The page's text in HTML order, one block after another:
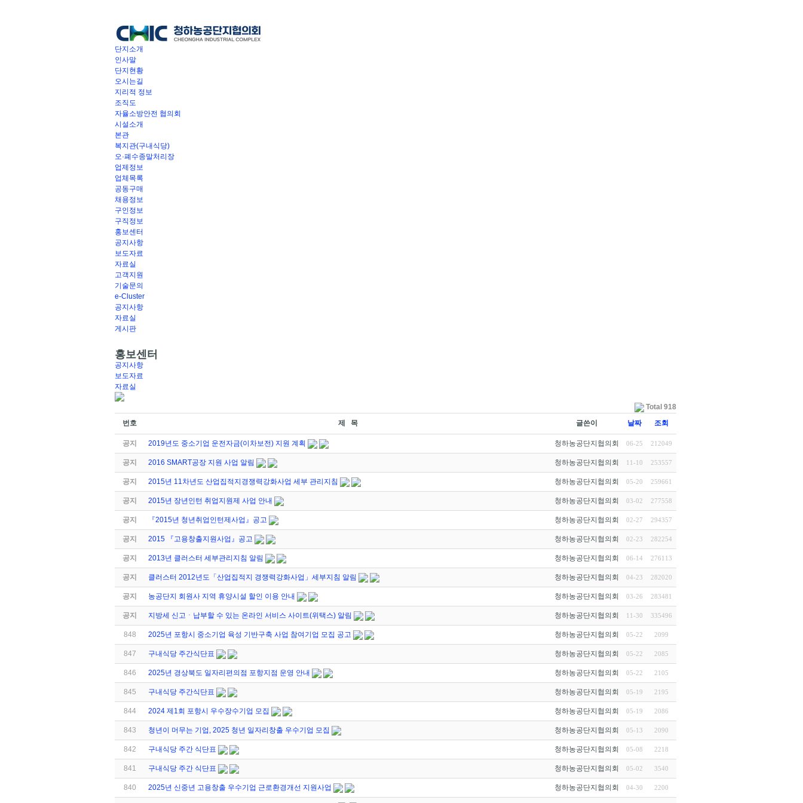
단지소개
인사말
단지현황
오시는길
지리적 정보
조직도
자율소방안전 협의회
시설소개
본관
복지관(구내식당)
오·폐수종말처리장
업제정보
업체목록
공동구매
채용정보
구인정보
구직정보
홍보센터
공지사항
보도자료
자료실
고객지원
기술문의
e-Cluster
공지사항
자료실
게시판
홍보센터
공지사항
보도자료
자료실
Total 918
번호
제 목 글쓴이 날짜 조회
공지 2019년도 중소기업 운전자금(이차보전) 지원 계획 청하농공단지협의회 06-25 212049
공지 2016 SMART공장 지원 사업 알림 청하농공단지협의회 11-10 253557
공지 2015년 11차년도 산업집적지경쟁력강화사업 세부 관리지침 청하농공단지협의회 05-20 259661
공지 2015년 장년인턴 취업지원제 사업 안내 청하농공단지협의회 03-02 277558
공지 『2015년 청년취업인턴제사업』공고 청하농공단지협의회 02-27 294357
공지 2015 『고용창출지원사업』공고 청하농공단지협의회 02-23 282254
공지 2013년 클러스터 세부관리지침 알림 청하농공단지협의회 06-14 276113
공지 클러스터 2012년도「산업집적지 경쟁력강화사업」세부지침 알림 청하농공단지협의회 04-23 282020
공지 농공단지 회원사 지역 휴양시설 할인 이용 안내 청하농공단지협의회 03-26 283481
공지 지방세 신고ㆍ납부할 수 있는 온라인 서비스 사이트(위택스) 알림 청하농공단지협의회 11-30 335496
848 2025년 포항시 중소기업 육성 기반구축 사업 참여기업 모집 공고 청하농공단지협의회 05-22 2099
847 구내식당 주간식단표 청하농공단지협의회 05-22 2085
846 2025년 경상북도 일자리편의점 포항지점 운영 안내 청하농공단지협의회 05-22 2105
845 구내식당 주간식단표 청하농공단지협의회 05-19 2195
844 2024 제1회 포항시 우수장수기업 모집 청하농공단지협의회 05-19 2086
843 청년이 머무는 기업, 2025 청년 일자리창출 우수기업 모집 청하농공단지협의회 05-13 2090
842 구내식당 주간 식단표 청하농공단지협의회 05-08 2218
841 구내식당 주간 식단표 청하농공단지협의회 05-02 3540
840 2025년 신중년 고용창출 우수기업 근로환경개선 지원사업 청하농공단지협의회 04-30 2200